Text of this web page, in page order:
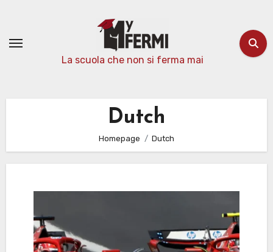
contenuto
La scuola che non si ferma mai
Dutch
Homepage Dutch